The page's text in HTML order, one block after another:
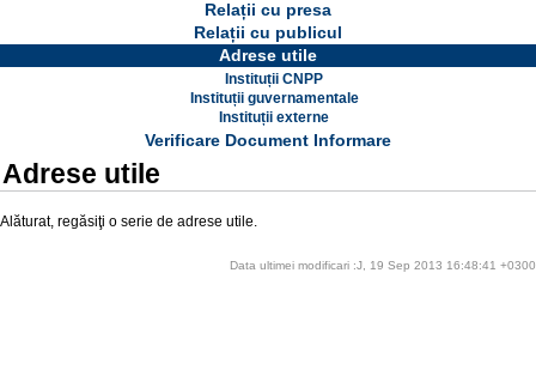
Relații cu presa
Relații cu publicul
Adrese utile
Instituții CNPP
Instituții guvernamentale
Instituții externe
Verificare Document Informare
Adrese utile
Alăturat, regăsiţi o serie de adrese utile.
Data ultimei modificari :J, 19 Sep 2013 16:48:41 +0300